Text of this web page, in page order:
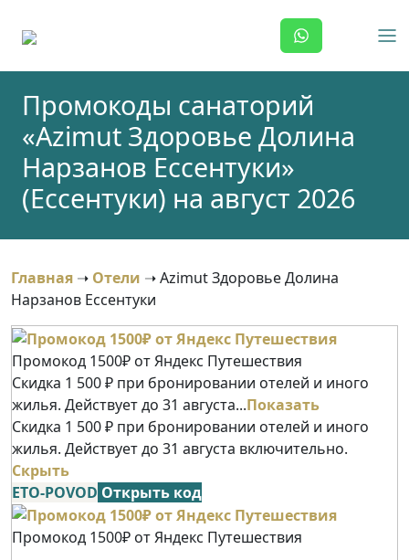
Промокоды санаторий
«Azimut Здоровье Долина
Нарзанов Ессентуки»
(Ессентуки) на август 2026
Главная ➝ Отели ➝Azimut Здоровье Долина
Нарзанов Ессентуки
Промокод 1500₽ от Яндекс Путешествия
Скидка 1 500 ₽ при бронировании отелей и иного
жилья. Действует до 31 августа...Показать
Скидка 1 500 ₽ при бронировании отелей и иного
жилья. Действует до 31 августа включительно.
Скрыть
ETO-POVOD Открыть код
Промокод 1500₽ от Яндекс Путешествия